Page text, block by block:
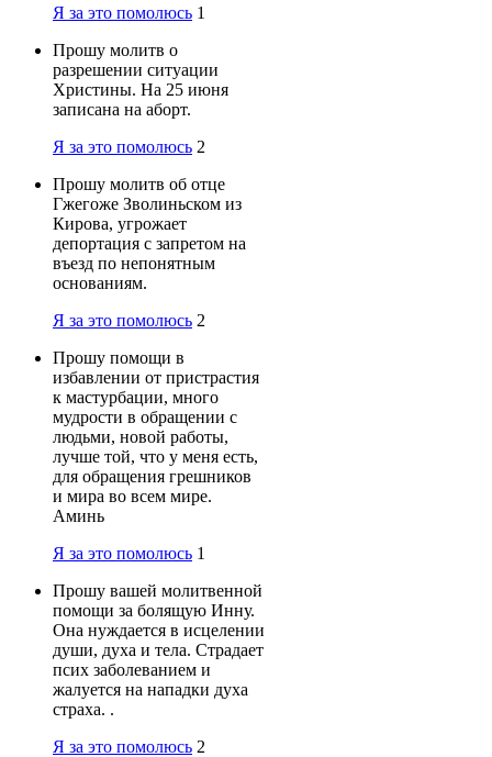
Я за это помолюсь 1
Прошу молитв о
разрешении ситуации
Христины. На 25 июня
записана на аборт.
Я за это помолюсь 2
Прошу молитв об отце
Гжегоже Зволиньском из
Кирова, угрожает
депортация с запретом на
въезд по непонятным
основаниям.
Я за это помолюсь 2
Прошу помощи в
избавлении от пристрастия
к мастурбации, много
мудрости в обращении с
людьми, новой работы,
лучше той, что у меня есть,
для обращения грешников
и мира во всем мире.
Аминь
Я за это помолюсь 1
Прошу вашей молитвенной
помощи за болящую Инну.
Она нуждается в исцелении
души, духа и тела. Страдает
псих заболеванием и
жалуется на нападки духа
страха. .
Я за это помолюсь 2